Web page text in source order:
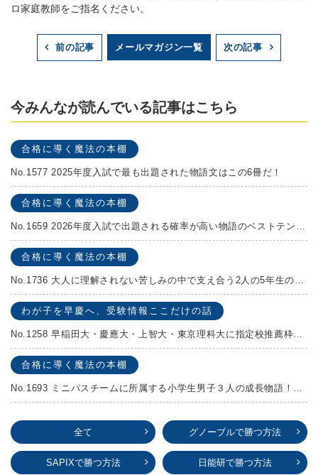
ロ家庭教師をご指名ください。
前の記事 メールマガジン一覧 次の記事
今みんなが読んでいる記事はこちら
合格に導く魔法の本棚
No.1577 2025年度入試で最も出題された物語文はこの6冊だ！
合格に導く魔法の本棚
合格に導く魔法の本棚
わが子を早慶へ、受験情報ここだけの話
合格に導く魔法の本棚
全て グノーブルで勝つ方法
SAPIXで勝つ方法 日能研で勝つ方法